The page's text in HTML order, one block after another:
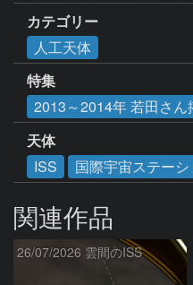
カテゴリー
人工天体
特集
2013～2014年 若田さん
天体
ISS
国際宇宙ステーシ
関連作品
26/07/2026 雲間のISS